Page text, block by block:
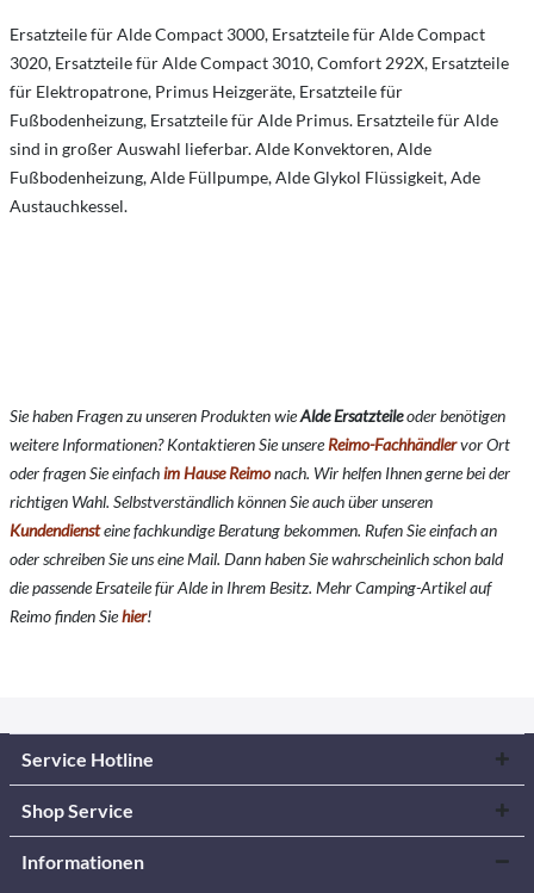
Ersatzteile für Alde Compact 3000, Ersatzteile für Alde Compact
3020, Ersatzteile für Alde Compact 3010, Comfort 292X, Ersatzteile
für Elektropatrone, Primus Heizgeräte, Ersatzteile für
Fußbodenheizung, Ersatzteile für Alde Primus. Ersatzteile für Alde
sind in großer Auswahl lieferbar. Alde Konvektoren, Alde
Fußbodenheizung, Alde Füllpumpe, Alde Glykol Flüssigkeit, Ade
Austauchkessel.
Sie haben Fragen zu unseren Produkten wieAlde Ersatzteileoder benötigen
weitere Informationen? Kontaktieren Sie unsereReimo-Fachhändlervor Ort
oder fragen Sie einfachim Hause Reimonach. Wir helfen Ihnen gerne bei der
richtigen Wahl. Selbstverständlich können Sie auch über unseren
Kundendiensteine fachkundige Beratung bekommen. Rufen Sie einfach an
oder schreiben Sie uns eine Mail. Dann haben Sie wahrscheinlich schon bald
die passende Ersateile für Alde in Ihrem Besitz. Mehr Camping-Artikel auf
Reimo finden Siehier!
Service Hotline
Shop Service
Informationen